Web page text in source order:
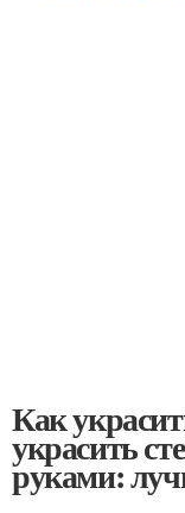
Как
украсить
руками: